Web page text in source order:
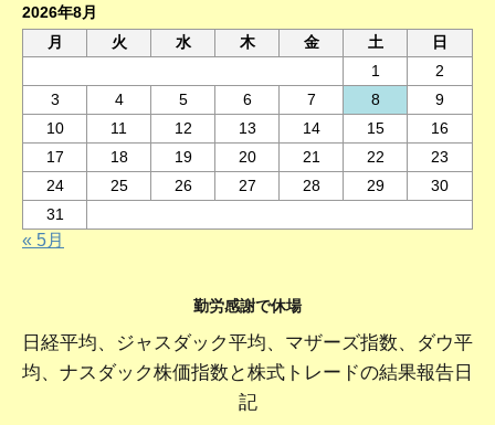
2026年8月
月
火 水 木 金 土
日
1
2
3
4 5 6 7 8
9
10
11 12 13 14 15
16
17
18 19 20 21 22
23
24
25 26 27 28 29
30
31
« 5月
勤労感謝で休場
日経平均、ジャスダック平均、マザーズ指数、ダウ平
均、ナスダック株価指数と株式トレードの結果報告日
記